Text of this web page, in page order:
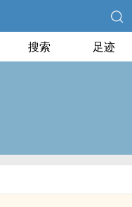
搜索 足迹